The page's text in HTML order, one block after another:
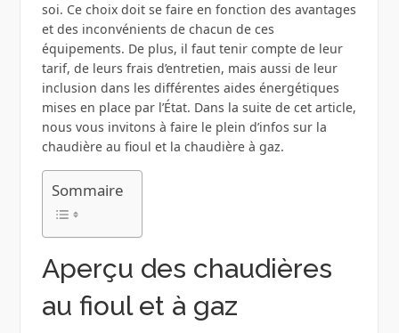
soi. Ce choix doit se faire en fonction des avantages
et des inconvénients de chacun de ces
équipements. De plus, il faut tenir compte de leur
tarif, de leurs frais d’entretien, mais aussi de leur
inclusion dans les différentes aides énergétiques
mises en place par l’État. Dans la suite de cet article,
nous vous invitons à faire le plein d’infos sur la
chaudière au fioul et la chaudière à gaz.
Sommaire
Aperçu des chaudières
au fioul et à gaz